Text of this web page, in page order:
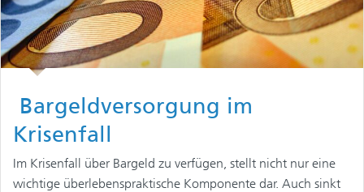
Bargeldversorgung im
Krisenfall
Im Krisenfall über Bargeld zu verfügen, stellt nicht nur eine
wichtige überlebenspraktische Komponente dar. Auch sinkt